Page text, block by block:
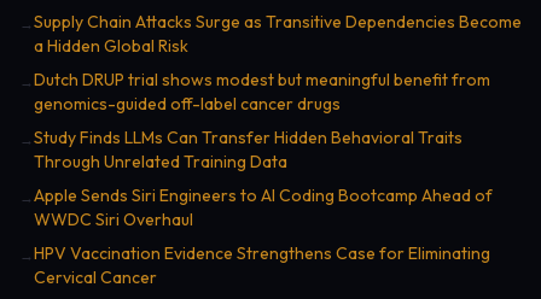
→ Supply Chain Attacks Surge as Transitive Dependencies Become
a Hidden Global Risk
→ Dutch DRUP trial shows modest but meaningful benefit from
genomics-guided off-label cancer drugs
→ Study Finds LLMs Can Transfer Hidden Behavioral Traits
Through Unrelated Training Data
→ Apple Sends Siri Engineers to AI Coding Bootcamp Ahead of
WWDC Siri Overhaul
→ HPV Vaccination Evidence Strengthens Case for Eliminating
Cervical Cancer